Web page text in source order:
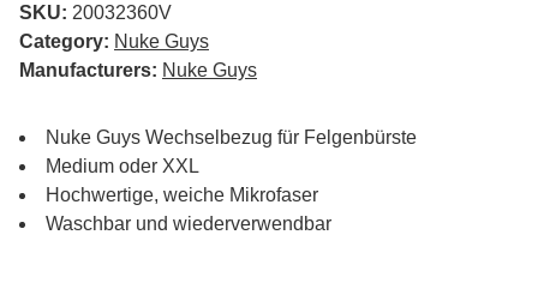
SKU: 20032360V
Category: Nuke Guys
Manufacturers: Nuke Guys
Nuke Guys Wechselbezug für Felgenbürste
Medium oder XXL
Hochwertige, weiche Mikrofaser
Waschbar und wiederverwendbar